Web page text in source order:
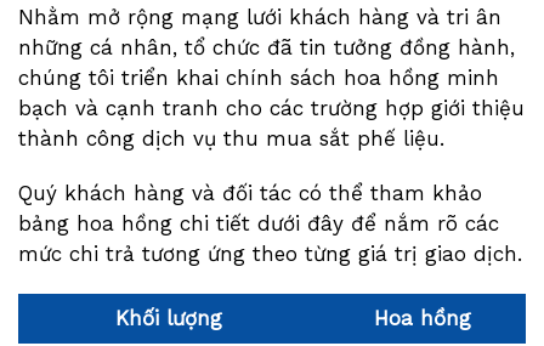
Nhằm mở rộng mạng lưới khách hàng và tri ân
những cá nhân, tổ chức đã tin tưởng đồng hành,
chúng tôi triển khai chính sách hoa hồng minh
bạch và cạnh tranh cho các trường hợp giới thiệu
thành công dịch vụ thu mua sắt phế liệu.
Quý khách hàng và đối tác có thể tham khảo
bảng hoa hồng chi tiết dưới đây để nắm rõ các
mức chi trả tương ứng theo từng giá trị giao dịch.
Khối lượng Hoa hồng